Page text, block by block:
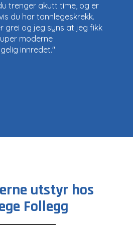
trenger akutt time, og er
du har tannlegeskrekk.
grei og jeg syns at jeg fikk
moderne
innredet."
utstyr hos
Follegg